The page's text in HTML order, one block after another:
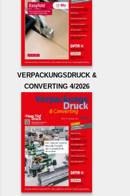
VERPACKUNGSDRUCK &
CONVERTING 4/2026